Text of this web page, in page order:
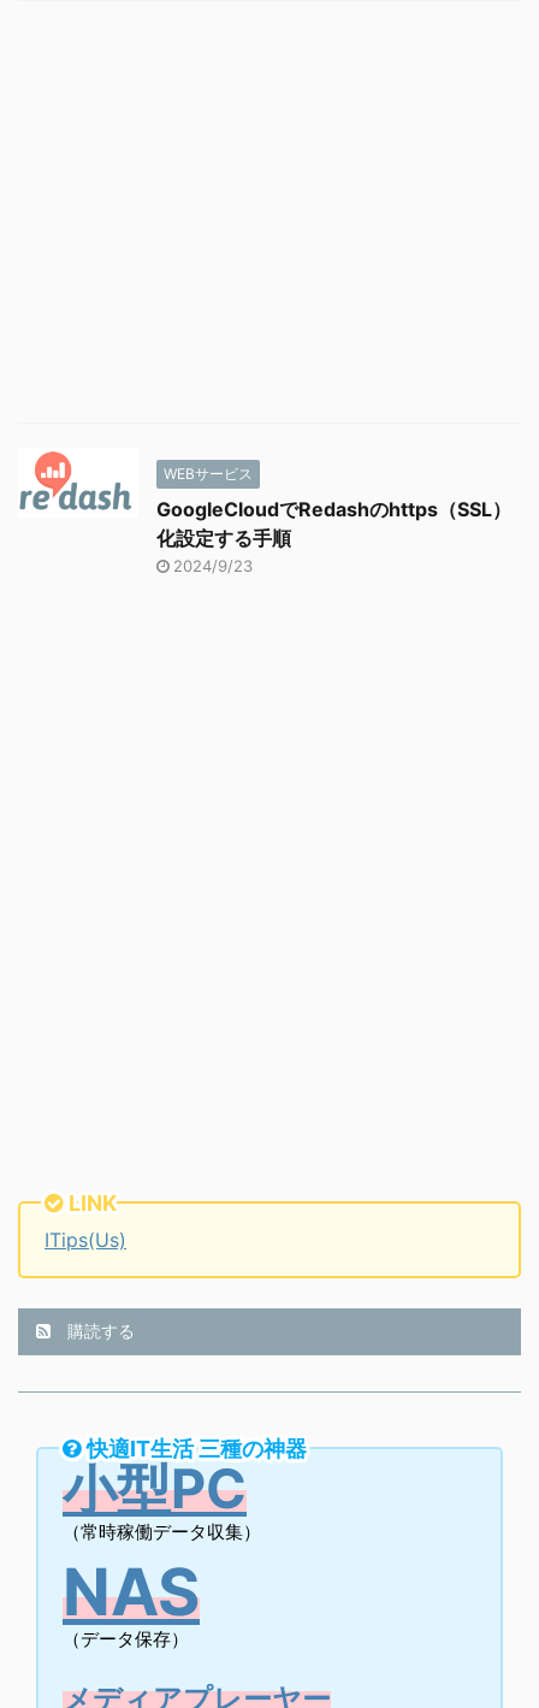
WEBサービス
GoogleCloudでRedashのhttps（SSL）
化設定する手順
2024/9/23
LINK
ITips(Us)
購読する
快適IT生活 三種の神器
小型PC
（常時稼働データ収集）
NAS
（データ保存）
メディアプレーヤー